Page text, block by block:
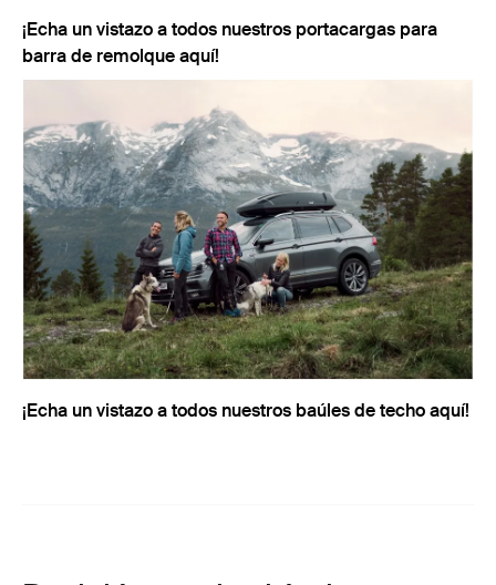
¡Echa un vistazo a todos nuestros portacargas para
barra de remolque aquí!
¡Echa un vistazo a todos nuestros baúles de techo aquí!